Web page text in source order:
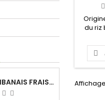
PAIN LIBANAIS FRAIS X5 300G
du riz
puis
